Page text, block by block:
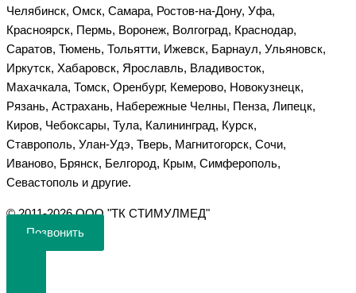
Челябинск, Омск, Самара, Ростов-на-Дону, Уфа,
Красноярск, Пермь, Воронеж, Волгоград, Краснодар,
Саратов, Тюмень, Тольятти, Ижевск, Барнаул, Ульяновск,
Иркутск, Хабаровск, Ярославль, Владивосток,
Махачкала, Томск, Оренбург, Кемерово, Новокузнецк,
Рязань, Астрахань, Набережные Челны, Пенза, Липецк,
Киров, Чебоксары, Тула, Калининград, Курск,
Ставрополь, Улан-Удэ, Тверь, Магнитогорск, Сочи,
Иваново, Брянск, Белгород, Крым, Симферополь,
Севастополь и другие.
©️ 2011-2026 ООО "ТК СТИМУЛМЕД"
Позвонить